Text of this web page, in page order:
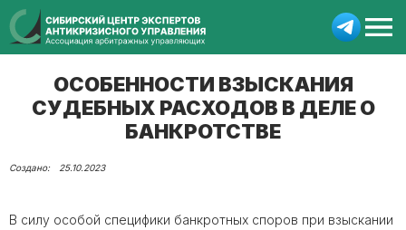
ОСОБЕННОСТИ ВЗЫСКАНИЯ
СУДЕБНЫХ РАСХОДОВ В ДЕЛЕ О
БАНКРОТСТВЕ
25.10.2023
В силу особой специфики банкротных споров при взыскании